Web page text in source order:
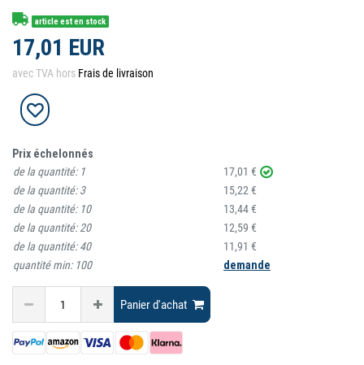
article est en stock
17,01 EUR
avec TVA hors Frais de livraison
Prix échelonnés
de la quantité: 1
17,01 €
de la quantité:3
15,22 €
de la quantité: 10
13,44 €
de la quantité:20
12,59 €
de la quantité:40
11,91 €
quantité min: 100 demande
Panier d'achat